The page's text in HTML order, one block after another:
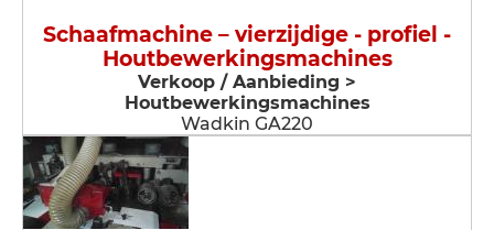
Schaafmachine – vierzijdige - profiel -
Houtbewerkingsmachines
Verkoop / Aanbieding >
Houtbewerkingsmachines
Wadkin GA220